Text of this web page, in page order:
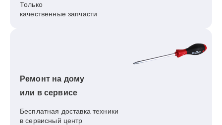
Только
качественные запчасти
Ремонт на дому
или в сервисе
Бесплатная доставка техники
в сервисный центр